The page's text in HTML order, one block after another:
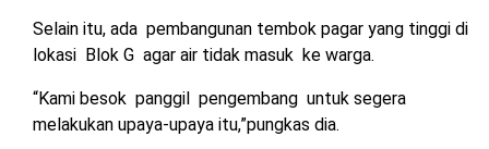
Selain itu, ada pembangunan tembok pagar yang tinggi di
lokasi Blok G agar air tidak masuk ke warga.
“Kami besok panggil pengembang untuk segera
melakukan upaya-upaya itu,”pungkas dia.